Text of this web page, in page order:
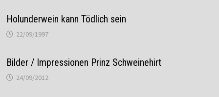
Holunderwein kann Tödlich sein
22/09/1997
Bilder / Impressionen Prinz Schweinehirt
24/09/2012